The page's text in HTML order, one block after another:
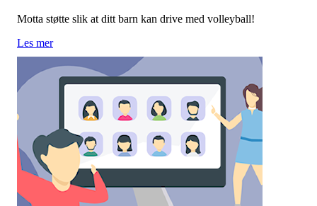
Motta støtte slik at ditt barn kan drive med volleyball!
Les mer